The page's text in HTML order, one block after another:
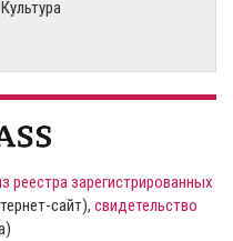
Культура
реестра зарегистрированных
сайт), свидетельство